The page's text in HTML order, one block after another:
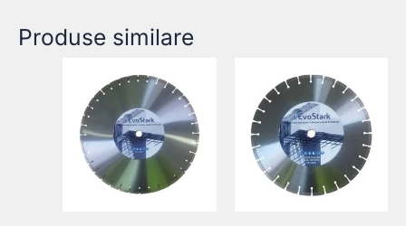
Produse similare